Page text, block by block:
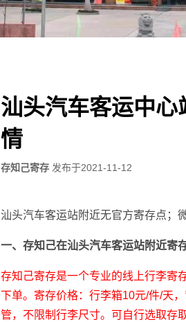
汕头汽车客运中
情
存知己寄存 发布于2021-11-12
汕头汽车客运站附近无官方寄存点；
一、存知己在汕头汽车客运站附近寄
存知己寄存是一个专业的线上行李寄
下单。寄存价格：行李箱10元/件/天
管，不限制行李尺寸。可自行选取存